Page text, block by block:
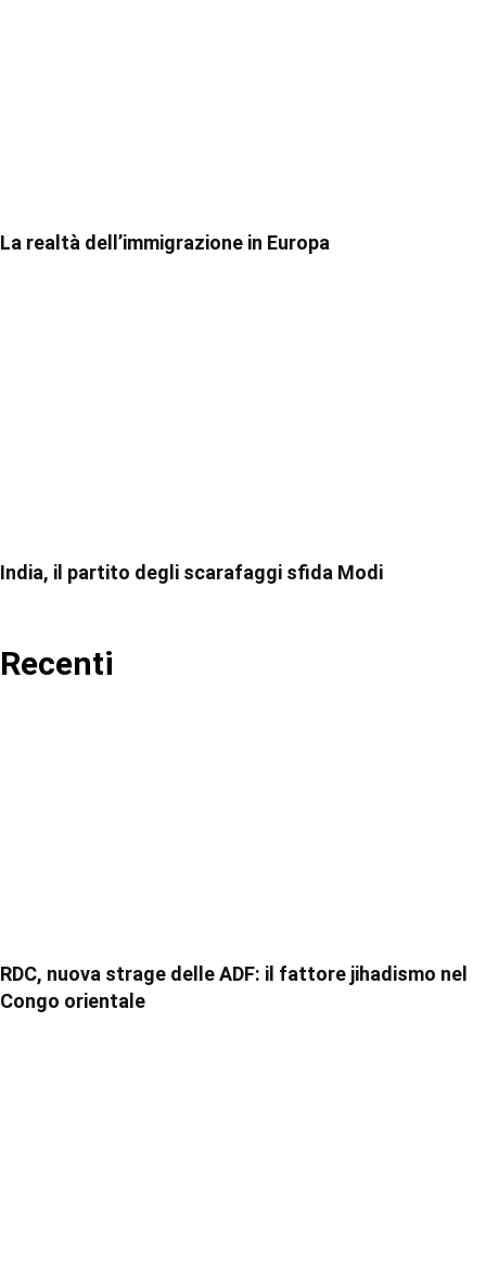
La realtà dell’immigrazione in Europa
India, il partito degli scarafaggi sfida Modi
Recenti
RDC, nuova strage delle ADF: il fattore jihadismo nel
Congo orientale